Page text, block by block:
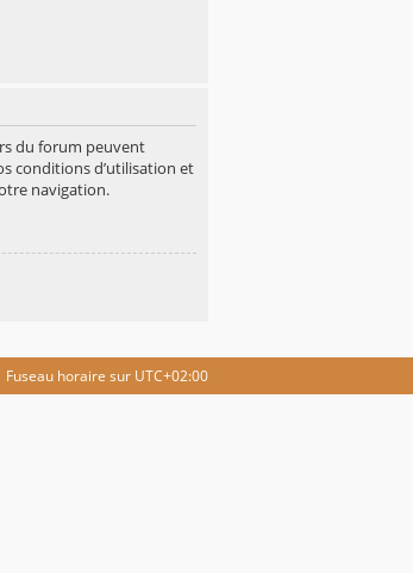
du forum peuvent
conditions d’utilisation et
navigation.
Fuseau horaire sur UTC+02:00